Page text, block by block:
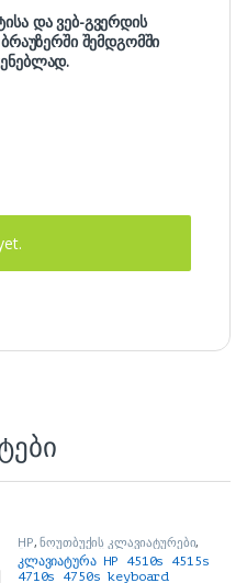
და ვებ-გვერდის
შემდგომში
HP,ნოუთბუქის კლავიატურები,
ნოუთბუქის ნაწილები და
აქსესუარები
კლავიატურა HP 4510s 4515s
4710s 4750s keyboard